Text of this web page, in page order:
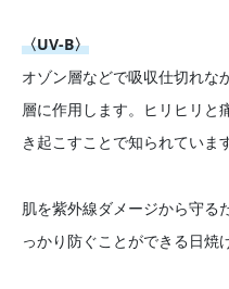
〈UV-B〉
オゾン層などで吸収仕切れな
層に作用します。ヒリヒリと
き起こすことで知られています
肌を紫外線ダメージから守る
っかり防ぐことができる日焼